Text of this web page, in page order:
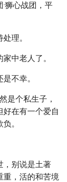
狮心战团，平
理。
中老人了。
不幸。
是个私生子，
在有一个爱自
。
，别说是土著
重，活的和苦境